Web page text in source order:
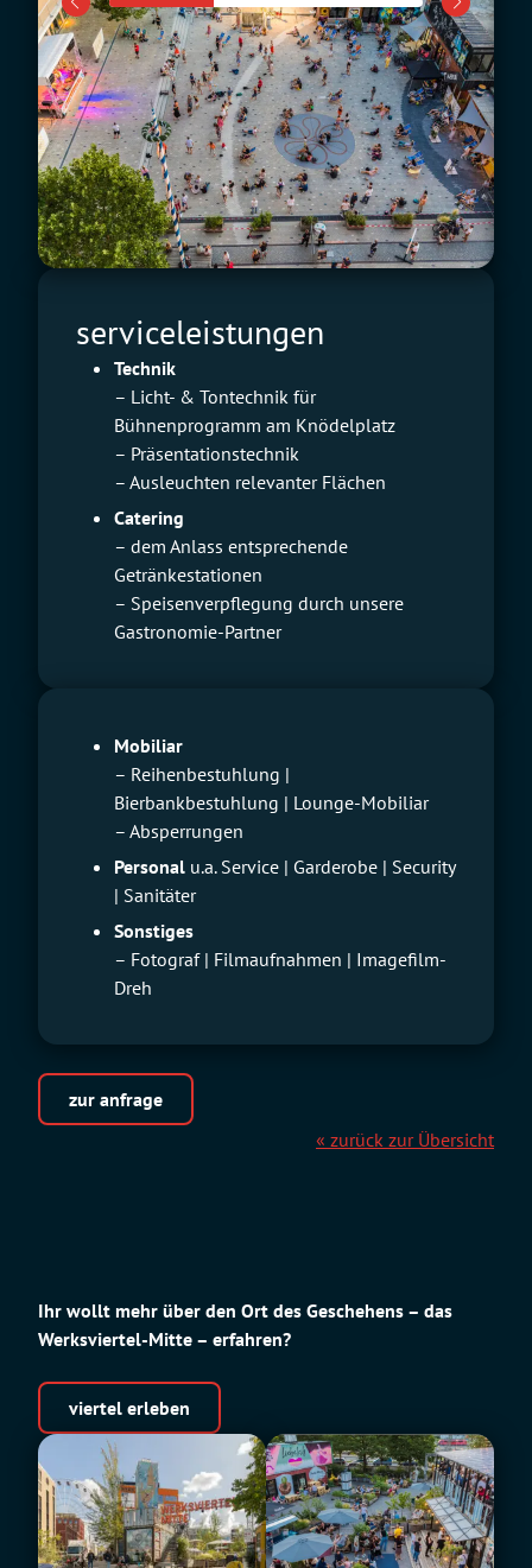
serviceleistungen
Technik
– Licht- & Tontechnik für
Bühnenprogramm am Knödelplatz
– Präsentationstechnik
– Ausleuchten relevanter Flächen
Catering
– dem Anlass entsprechende
Getränkestationen
– Speisenverpflegung durch unsere
Gastronomie-Partner
Mobiliar
– Reihenbestuhlung |
Bierbankbestuhlung | Lounge-Mobiliar
– Absperrungen
Personal u.a. Service | Garderobe | Security
| Sanitäter
Sonstiges
– Fotograf | Filmaufnahmen | Imagefilm-
Dreh
zur anfrage
« zurück zur Übersicht
Ihr wollt mehr über den Ort des Geschehens – das
Werksviertel-Mitte – erfahren?
viertel erleben